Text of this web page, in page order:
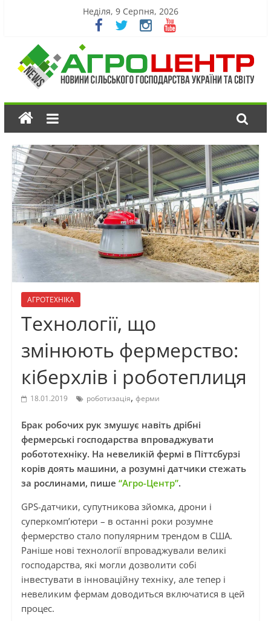
Неділя, 9 Серпня, 2026
АГРОТЕХНІКА
Технології, що
змінюють фермерство:
кіберхлів і роботеплиця
18.01.2019 роботизація, ферми
Брак робочих рук змушує навіть дрібні
фермерські господарства впроваджувати
робототехніку. На невеликій фермі в Піттсбурзі
корів доять машини, а розумні датчики стежать
за рослинами, пише “Агро-Центр”.
GPS-датчики, супутникова зйомка, дрони і
суперкомп’ютери – в останні роки розумне
фермерство стало популярним трендом в США.
Раніше нові технології впроваджували великі
господарства, які могли дозволити собі
інвестувати в інноваційну техніку, але тепер і
невеликим фермам доводиться включатися в цей
процес.